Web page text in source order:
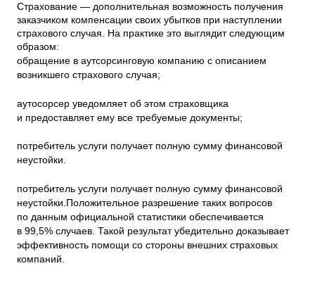
Страхование — дополнительная возможность получения
заказчиком компенсации своих убытков при наступлении
страхового случая. На практике это выглядит следующим
образом:
обращение в аутсорсинговую компанию с описанием
возникшего страхового случая;
аутосорсер уведомляет об этом страховщика
и предоставляет ему все требуемые документы;
потребитель услуги получает полную сумму финансовой
неустойки.
потребитель услуги получает полную сумму финансовой
неустойки.Положительное разрешение таких вопросов
по данным официальной статистики обеспечивается
в 99,5% случаев. Такой результат убедительно доказывает
эффективность помощи со стороны внешних страховых
компаний.